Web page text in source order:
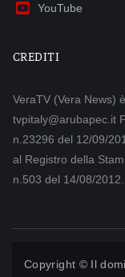
YouTube
CREDITI
VeraTV (Vera News)
tvpitaly@arubapec.it
n.23296 del 12/09/
al Registro della
n.503 del 14/08/2012.
Copyright © Il